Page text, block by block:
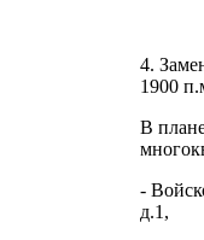
4.
1900
В
-
д.1,